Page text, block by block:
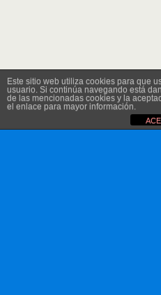
Este sitio web utiliza cookies para que
usuario. Si continúa navegando está
de las mencionadas cookies y la
el enlace para mayor información.